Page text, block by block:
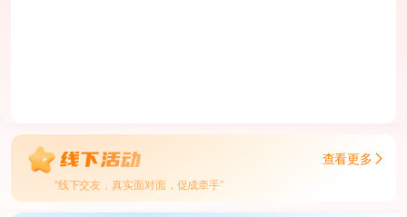
查看更多
“线下交友，真实面对面，促成牵手”